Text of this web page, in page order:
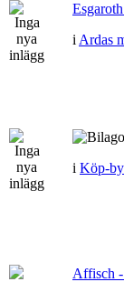
i Ardas
i Köp-
Affisch